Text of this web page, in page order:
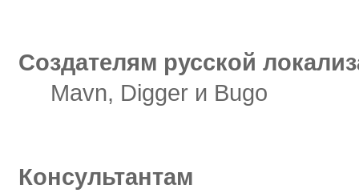
Создателям русской
Mavn, Digger и Bugo
Консультантам